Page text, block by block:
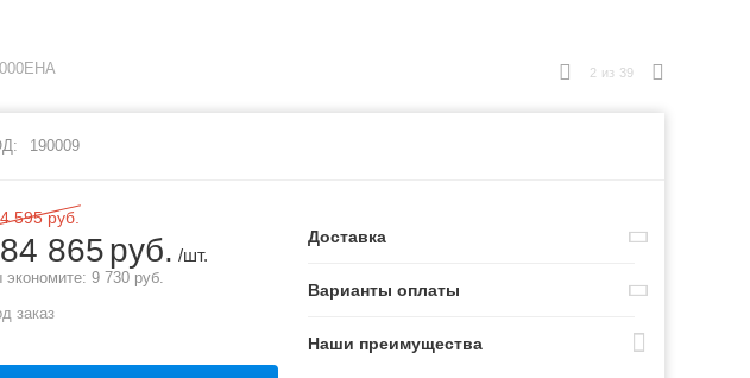
2 из 39
190009
595 руб.
865руб. /шт.
экономите:9 730 руб.
заказ
Доставка
Варианты оплаты
Наши преимущества